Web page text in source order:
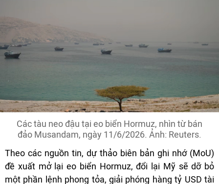
Các tàu neo đậu tại eo biển Hormuz, nhìn từ bán
đảo Musandam, ngày 11/6/2026. Ảnh: Reuters.
Theo các nguồn tin, dự thảo biên bản ghi nhớ (MoU)
đề xuất mở lại eo biển Hormuz, đổi lại Mỹ sẽ dỡ bỏ
một phần lệnh phong tỏa, giải phóng hàng tỷ USD tài